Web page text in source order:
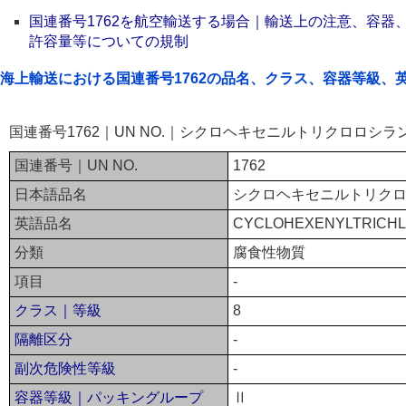
国連番号1762を航空輸送する場合｜輸送上の注意、容器
許容量等についての規制
海上輸送における国連番号1762の品名、クラス、容器等級、
国連番号1762｜UN NO.｜シクロヘキセニルトリクロロシラ
国連番号｜UN NO.
1762
日本語品名
シクロヘキセニルトリク
英語品名
分類
腐食性物質
項目
-
クラス｜等級
8
隔離区分
-
副次危険性等級
-
容器等級｜パッキングループ
Ⅱ